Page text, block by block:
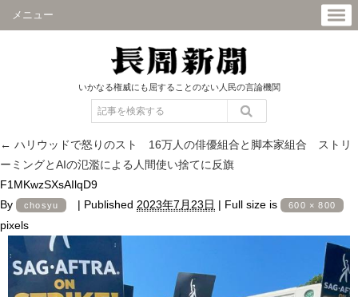
メニュー
いかなる権威にも屈することのない人民の言論機関
← ハリウッドで怒りのスト 16万人の俳優組合と脚本家組合 ストリ
ーミングとAIの氾濫による人間使い捨てに反旗
F1MKwzSXsAIlqD9
By
chosyu | Published 2023年7月23日 | Full size is 600 × 800
pixels